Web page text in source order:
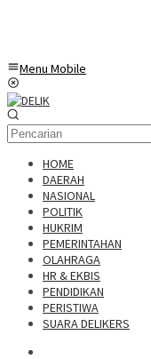
Menu Mobile
HOME
DAERAH
NASIONAL
POLITIK
HUKRIM
PEMERINTAHAN
OLAHRAGA
HR & EKBIS
PENDIDIKAN
PERISTIWA
SUARA DELIKERS